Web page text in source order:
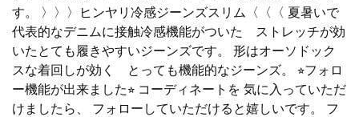
す。 〉〉〉ヒンヤリ冷感ジーンズスリム〈〈〈 夏暑いで
代表的なデニムに接触冷感機能がついた ストレッチが効
いたとても履きやすいジーンズです。 形はオーソドック
スな着回しが効く とっても機能的なジーンズ。 ⭐︎フォロ
ー機能が出来ました⭐︎ コーディネートを 気に入っていただ
けましたら、 フォローしていただけると嬉しいです。 フ